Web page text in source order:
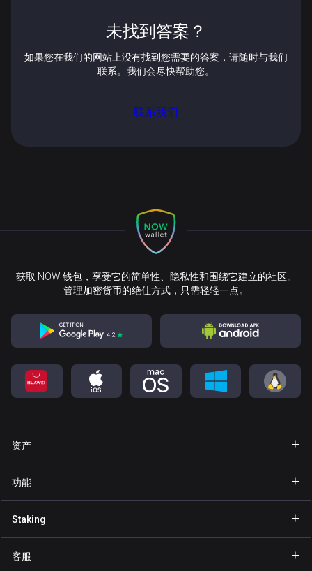
未找到答案？
如果您在我们的网站上没有找到您需要的答案，请随时与我们
联系。我们会尽快帮助您。
联系我们
获取 NOW 钱包，享受它的简单性、隐私性和围绕它建立的社区。
管理加密货币的绝佳方式，只需轻轻一点。
资产
钱包 Binance Coin
功能
Staking
客服